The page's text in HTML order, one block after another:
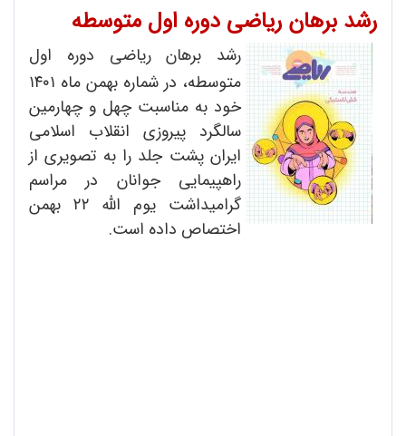
رشد برهان ریاضی دوره اول متوسطه
رشد برهان ریاضی دوره اول
متوسطه، در شماره بهمن ماه ۱۴۰۱
خود به مناسبت چهل و چهارمین
سالگرد پیروزی انقلاب اسلامی
ایران پشت جلد را به تصویری از
راهپیمایی جوانان در مراسم
گرامیداشت یوم الله ۲۲ بهمن
اختصاص داده است.